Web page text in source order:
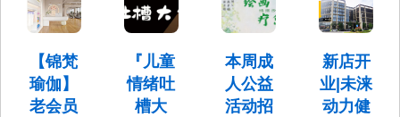
活动来
啦
秒杀活动5
大福利选3
项～
您来参
加执扇
揽风
雅，诗
画大唐
您来参
加“柿
柿如
意”的
秋日祝
滋养新
篇
地址：北
京市昌平
区北七家
镇英才南
【锦梵
瑜伽】
老会员
『儿童
情绪吐
槽大
本周成
人公益
活动招
新店开
业|未涞
动力健